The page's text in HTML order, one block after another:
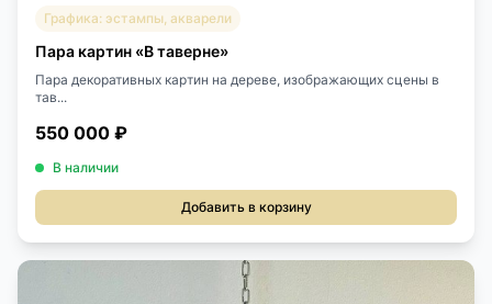
Графика: эстампы, акварели
Пара картин «В таверне»
Пара декоративных картин на дереве, изображающих сцены в
тав...
550 000 ₽
В наличии
Добавить в корзину